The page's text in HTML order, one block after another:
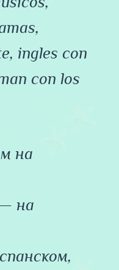
ingles con
con los
на
на